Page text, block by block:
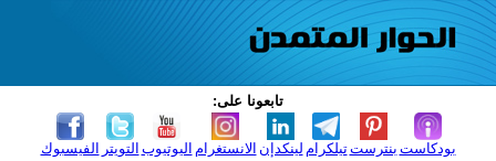
تابعونا على:
الفيسبوك التويتر اليوتيوب الانستغرام لينكدإن تيلكرامبنترست بودكاست